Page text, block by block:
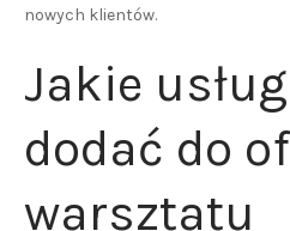
nowych klientów.
Jakie
dodać do
warsztatu